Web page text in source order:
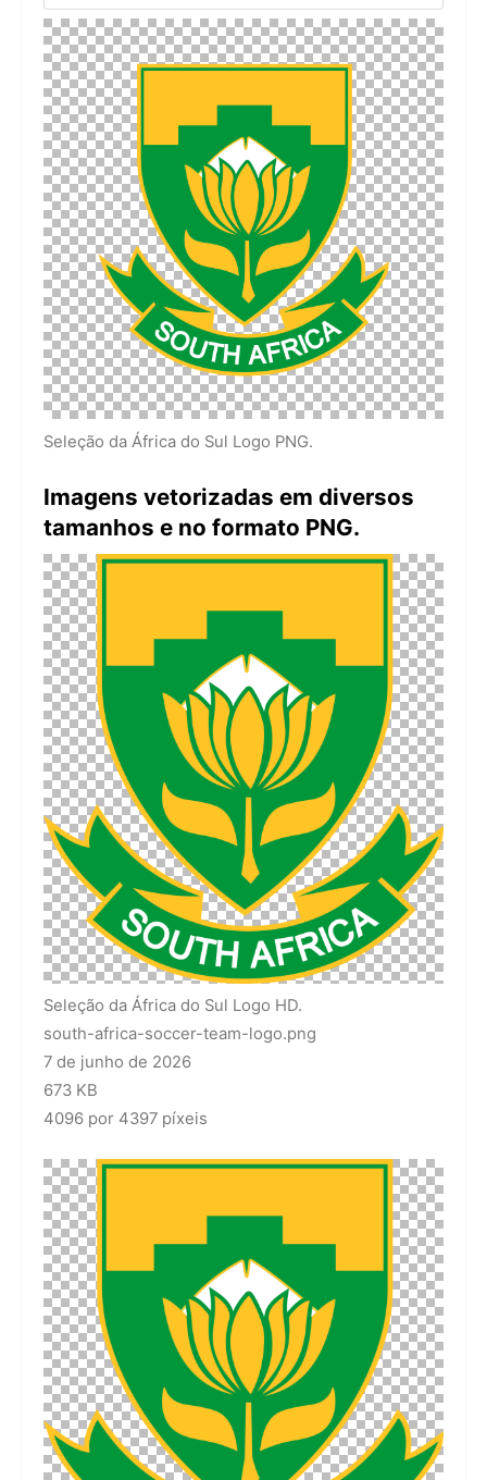
Seleção da África do Sul Logo PNG.
Imagens vetorizadas em diversos
tamanhos e no formato PNG.
Seleção da África do Sul Logo HD.
south-africa-soccer-team-logo.png
7 de junho de 2026
673 KB
4096 por 4397 píxeis